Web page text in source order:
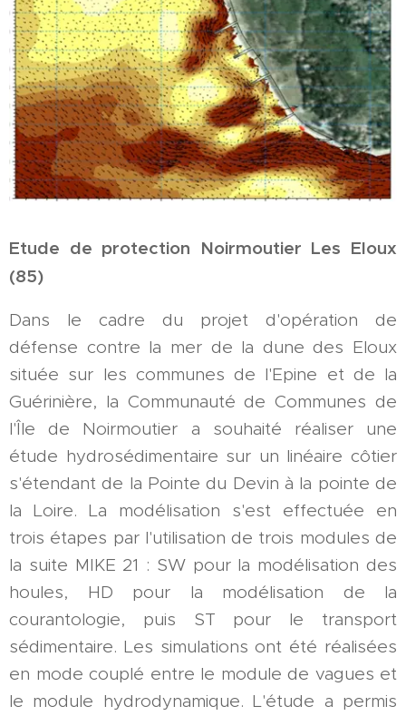
Etude de protection Noirmoutier Les Eloux
(85)
Dans le cadre du projet d'opération de
défense contre la mer de la dune des Eloux
située sur les communes de l'Epine et de la
Guérinière, la Communauté de Communes de
l'Île de Noirmoutier a souhaité réaliser une
étude hydrosédimentaire sur un linéaire côtier
s'étendant de la Pointe du Devin à la pointe de
la Loire. La modélisation s'est effectuée en
trois étapes par l'utilisation de trois modules de
la suite MIKE 21 : SW pour la modélisation des
houles, HD pour la modélisation de la
courantologie, puis ST pour le transport
sédimentaire. Les simulations ont été réalisées
en mode couplé entre le module de vagues et
le module hydrodynamique. L'étude a permis